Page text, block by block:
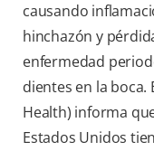
causando
hinchazón y
enfermedad
dientes en la boca.
Health) informa
Estados Unidos